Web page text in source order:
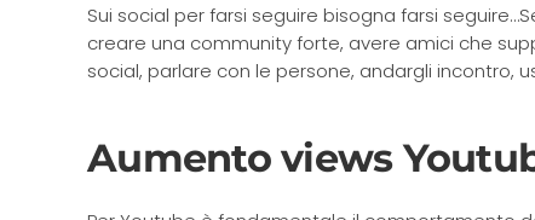
Sui social per farsi seguire bisogna farsi
creare una community forte, avere amici che
social, parlare con le persone, andargli incontro,
Aumento views